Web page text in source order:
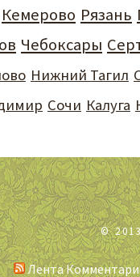
Кемерово Рязань
Чебоксары
Нижний Тагил
Сочи Калуга
©
Лента